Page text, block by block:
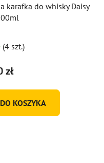
karafka do whisky Daisy
(4 szt.)
zł
DO KOSZYKA